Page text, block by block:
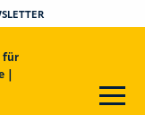
für
|